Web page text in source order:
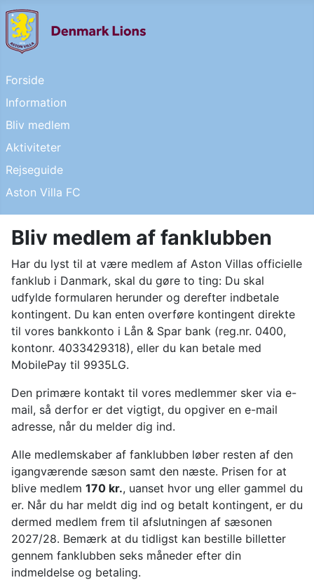
Forside
Information
Bliv medlem
Aktiviteter
Rejseguide
Aston Villa FC
Bliv medlem af fanklubben
Har du lyst til at være medlem af Aston Villas officielle
fanklub i Danmark, skal du gøre to ting: Du skal
udfylde formularen herunder og derefter indbetale
kontingent. Du kan enten overføre kontingent direkte
til vores bankkonto i Lån & Spar bank (reg.nr. 0400,
kontonr. 4033429318), eller du kan betale med
MobilePay til 9935LG.
Den primære kontakt til vores medlemmer sker via e-
mail, så derfor er det vigtigt, du opgiver en e-mail
adresse, når du melder dig ind.
Alle medlemskaber af fanklubben løber resten af den
igangværende sæson samt den næste. Prisen for at
blive medlem 170 kr., uanset hvor ung eller gammel du
er. Når du har meldt dig ind og betalt kontingent, er du
dermed medlem frem til afslutningen af sæsonen
2027/28. Bemærk at du tidligst kan bestille billetter
gennem fanklubben seks måneder efter din
indmeldelse og betaling.